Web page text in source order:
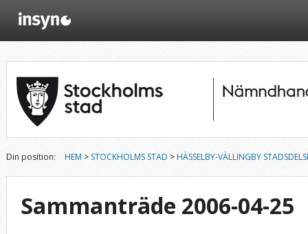
Din position: HEM > STOCKHOLMS STAD >HÄSSELBY-VÄLLINGBY
Sammanträde 2006-04-25